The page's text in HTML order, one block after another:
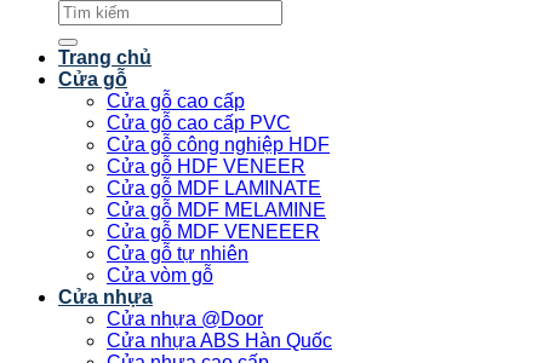
Tìm
kiếm:
Trang chủ
Cửa gỗ
Cửa gỗ cao cấp
Cửa gỗ cao cấp PVC
Cửa gỗ công nghiệp HDF
Cửa gỗ HDF VENEER
Cửa gỗ MDF LAMINATE
Cửa gỗ MDF MELAMINE
Cửa gỗ MDF VENEEER
Cửa gỗ tự nhiên
Cửa vòm gỗ
Cửa nhựa
Cửa nhựa @Door
Cửa nhựa ABS Hàn Quốc